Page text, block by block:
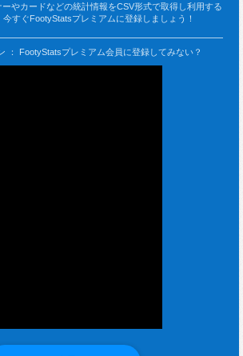
やカードなどの統計情報をCSV形式で取得し利用する
今すぐFootyStatsプレミアムに登録しましょう！
： FootyStatsプレミアム会員に登録してみない？